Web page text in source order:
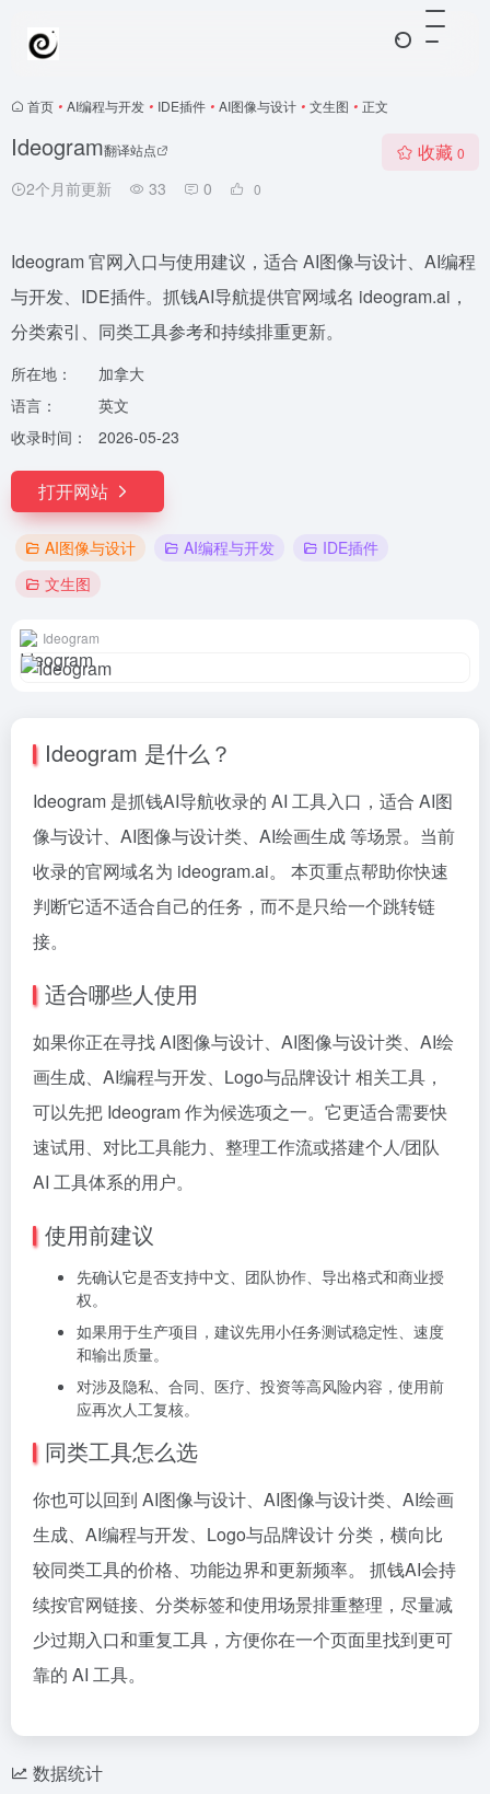
首页 • AI编程与开发 • IDE插件 • AI图像与设计 • 文生图 • 正文
Ideogram翻译站点
2个月前更新 33 0 0
收藏 0
Ideogram 官网入口与使用建议，适合 AI图像与设计、AI编程
与开发、IDE插件。抓钱AI导航提供官网域名 ideogram.ai，
分类索引、同类工具参考和持续排重更新。
所在地：
加拿大
语言：
英文
收录时间：
2026-05-23
打开网站
AI图像与设计 AI编程与开发
IDE插件
文生图
Ideogram
Ideogram 是什么？
Ideogram 是抓钱AI导航收录的 AI 工具入口，适合 AI图
像与设计、AI图像与设计类、AI绘画生成 等场景。当前
收录的官网域名为 ideogram.ai。 本页重点帮助你快速
判断它适不适合自己的任务，而不是只给一个跳转链
接。
适合哪些人使用
如果你正在寻找 AI图像与设计、AI图像与设计类、AI绘
画生成、AI编程与开发、Logo与品牌设计 相关工具，
可以先把 Ideogram 作为候选项之一。它更适合需要快
速试用、对比工具能力、整理工作流或搭建个人/团队
AI 工具体系的用户。
使用前建议
先确认它是否支持中文、团队协作、导出格式和商业授
权。
如果用于生产项目，建议先用小任务测试稳定性、速度
和输出质量。
对涉及隐私、合同、医疗、投资等高风险内容，使用前
应再次人工复核。
同类工具怎么选
你也可以回到 AI图像与设计、AI图像与设计类、AI绘画
生成、AI编程与开发、Logo与品牌设计 分类，横向比
较同类工具的价格、功能边界和更新频率。 抓钱AI会持
续按官网链接、分类标签和使用场景排重整理，尽量减
少过期入口和重复工具，方便你在一个页面里找到更可
靠的 AI 工具。
数据统计